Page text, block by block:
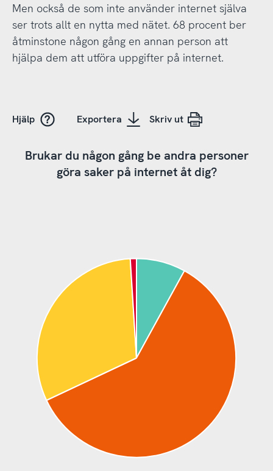
Men också de som inte använder internet själva
ser trots allt en nytta med nätet. 68 procent ber
åtminstone någon gång en annan person att
hjälpa dem att utföra uppgifter på internet.
Hjälp Exportera Skriv ut
Brukar du någon gång be andra personer
göra saker på internet åt dig?